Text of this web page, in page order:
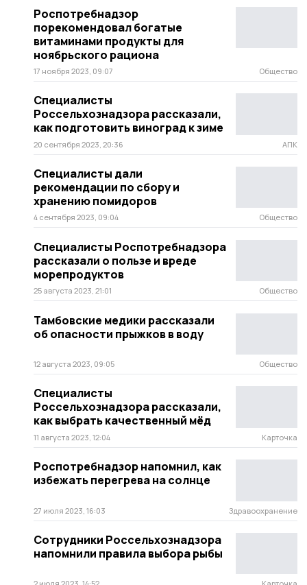
Роспотребнадзор
порекомендовал богатые
витаминами продукты для
ноябрьского рациона
17 ноября 2023, 09:07 Общество
Специалисты
Россельхознадзора рассказали,
как подготовить виноград к зиме
20 сентября 2023, 20:36 АПК
Специалисты дали
рекомендации по сбору и
хранению помидоров
4 сентября 2023, 09:04 Общество
Специалисты Роспотребнадзора
рассказали о пользе и вреде
морепродуктов
25 августа 2023, 21:01 Общество
Тамбовские медики рассказали
об опасности прыжков в воду
12 августа 2023, 09:05 Общество
Специалисты
Россельхознадзора рассказали,
как выбрать качественный мёд
11 августа 2023, 12:04 Карточка
Роспотребнадзор напомнил, как
избежать перегрева на солнце
27 июля 2023, 16:03 Здравоохранение
Сотрудники Россельхознадзора
напомнили правила выбора рыбы